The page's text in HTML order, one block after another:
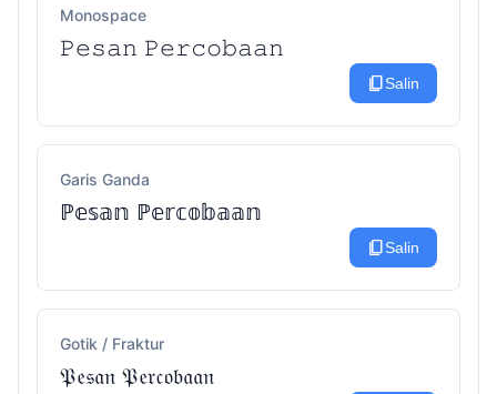
Monospace
𝙿𝚎𝚜𝚊𝚗 𝙿𝚎𝚛𝚌𝚘𝚋𝚊𝚊𝚗
content_copySalin
Garis Ganda
ℙ𝕖𝕤𝕒𝕟 ℙ𝕖𝕣𝕔𝕠𝕓𝕒𝕒𝕟
content_copySalin
Gotik / Fraktur
𝔓𝔢𝔰𝔞𝔫 𝔓𝔢𝔯𝔠𝔬𝔟𝔞𝔞𝔫